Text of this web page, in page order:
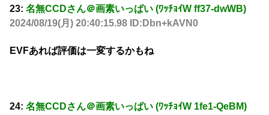
23: 名無CCDさん＠画素いっぱい (ﾜｯﾁｮｲW ff37-dwWB)
2024/08/19(月) 20:40:15.98 ID:Dbn+kAVN0
EVFあれば評価は一変するかもね
24: 名無CCDさん＠画素いっぱい (ﾜｯﾁｮｲW 1fe1-QeBM)